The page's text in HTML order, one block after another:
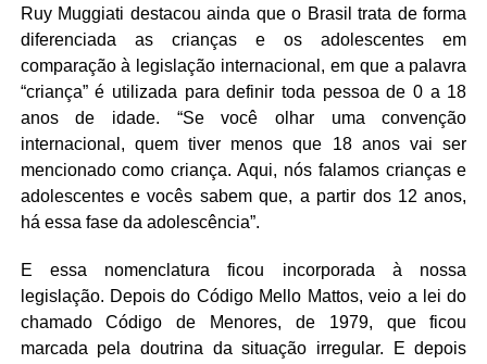
Ruy Muggiati destacou ainda que o Brasil trata de forma
diferenciada as crianças e os adolescentes em
comparação à legislação internacional, em que a palavra
“criança” é utilizada para definir toda pessoa de 0 a 18
anos de idade. “Se você olhar uma convenção
internacional, quem tiver menos que 18 anos vai ser
mencionado como criança. Aqui, nós falamos crianças e
adolescentes e vocês sabem que, a partir dos 12 anos,
há essa fase da adolescência”.
E essa nomenclatura ficou incorporada à nossa
legislação. Depois do Código Mello Mattos, veio a lei do
chamado Código de Menores, de 1979, que ficou
marcada pela doutrina da situação irregular. E depois